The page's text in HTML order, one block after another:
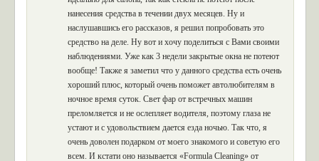
нанесения средства в течении двух месяцев. Ну и
наслушавшись его рассказов, я решил попробовать это
средство на деле. Ну вот и хочу поделиться с Вами своими
наблюдениями. Уже как 3 недели закрытые окна не потеют
вообще! Также я заметил что у данного средства есть очень
хороший плюс, который очень поможет автолюбителям в
ночное время суток. Свет фар от встречных машин
преломляется и не ослепляет водителя, поэтому глаза не
устают и с удовольствием дается езда ночью. Так что, я
очень доволен подарком от моего знакомого и советую его
всем. И кстати оно называется «Formula Cleaning» от